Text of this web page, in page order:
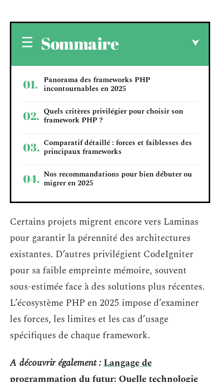
Sommaire
Panorama des frameworks PHP
incontournables en 2025
Quels critères privilégier pour choisir son
framework PHP ?
Comparatif détaillé : forces et faiblesses des
principaux frameworks
Nos recommandations pour bien débuter ou
migrer en 2025
Certains projets migrent encore vers Laminas
pour garantir la pérennité des architectures
existantes. D’autres privilégient CodeIgniter
pour sa faible empreinte mémoire, souvent
sous-estimée face à des solutions plus récentes.
L’écosystème PHP en 2025 impose d’examiner
les forces, les limites et les cas d’usage
spécifiques de chaque framework.
A découvrir également :Langage de
programmation du futur: Quelle technologie